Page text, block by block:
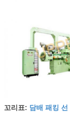
꼬리표: 담배 패킹 선